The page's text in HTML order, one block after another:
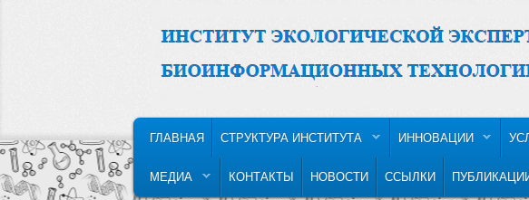
SKIP TO PRIMARY CONTENT
SKIP TO SECONDARY CONTENT
ГЛАВНАЯ СТРУКТУРА ИНСТИТУТА ИННОВАЦИИ
МЕДИА КОНТАКТЫ НОВОСТИ ССЫЛКИ